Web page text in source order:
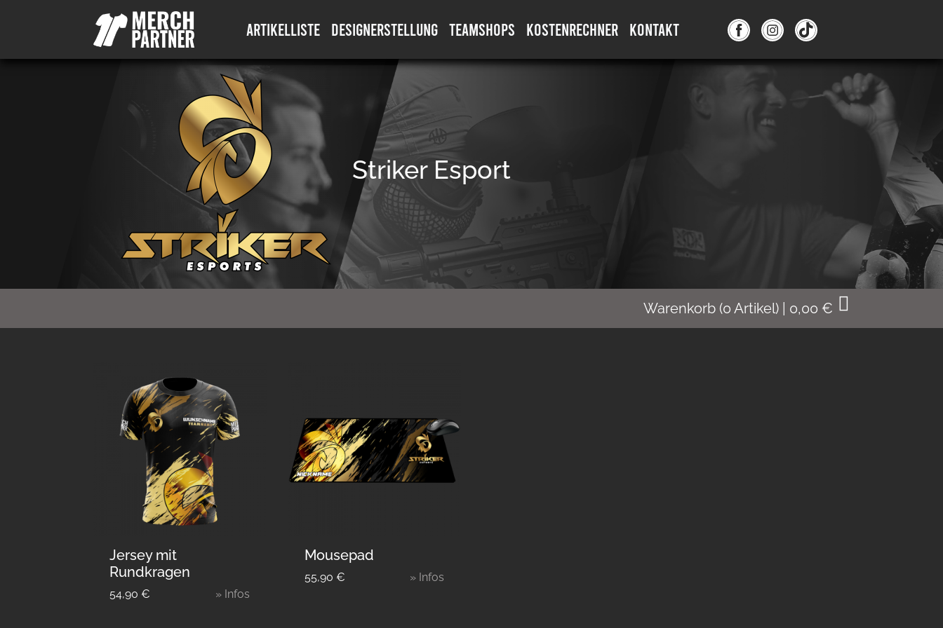
ARTIKELLISTE DESIGNERSTELLUNG TEAMSHOPS KOSTENRECHNER KONTAKT
Striker Esport
Warenkorb (0 Artikel) 0,00 €
Jersey mit
Rundkragen
54,90 € » Infos
Mousepad
55,90 € » Infos